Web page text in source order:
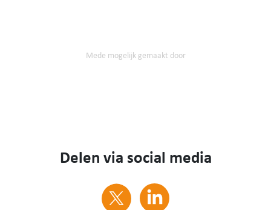
Mede mogelijk gemaakt door
Delen via social media